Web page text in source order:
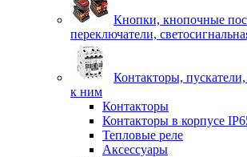
Кнопки, кнопочные
переключатели,
Контакторы,
к ним
Контакторы
Контакторы в корпусе
Тепловые реле
Аксессуары